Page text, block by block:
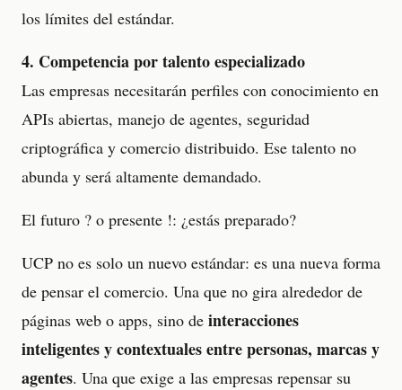
los límites del estándar.
4. Competencia por talento especializado
Las empresas necesitarán perfiles con conocimiento en
APIs abiertas, manejo de agentes, seguridad
criptográfica y comercio distribuido. Ese talento no
abunda y será altamente demandado.
El futuro ? o presente !: ¿estás preparado?
UCP no es solo un nuevo estándar: es una nueva forma
de pensar el comercio. Una que no gira alrededor de
páginas web o apps, sino de interacciones
inteligentes y contextuales entre personas, marcas y
agentes. Una que exige a las empresas repensar su